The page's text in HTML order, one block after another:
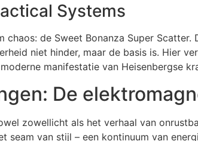
Systems
chaos: de Sweet Bonanza Super
niet hinder, maar de basis is. Hier
manifestatie van Heisenbergse
De
zowellicht als het verhaal van
seam van stijl – een kontinuum van